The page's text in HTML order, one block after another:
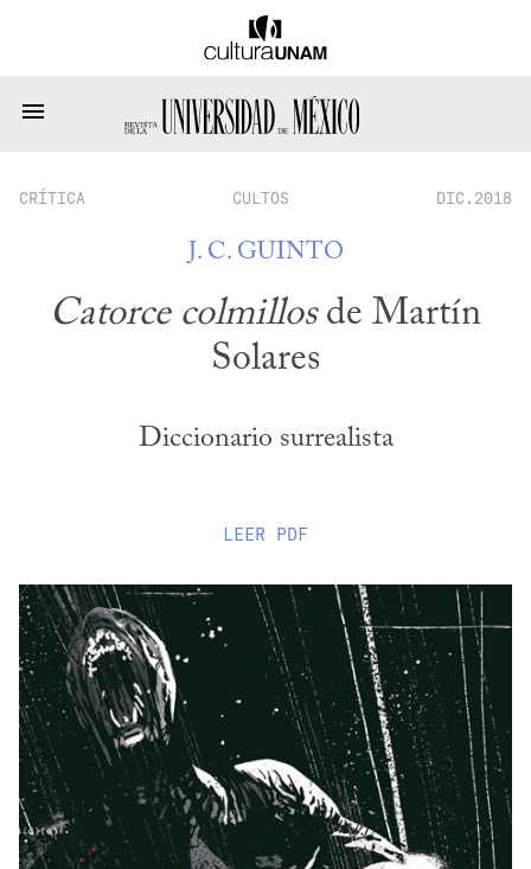
CRÍTICA CULTOS DIC.2018
J. C. GUINTO
Catorce colmillosde Martín
Solares
Diccionario surrealista
LEER PDF